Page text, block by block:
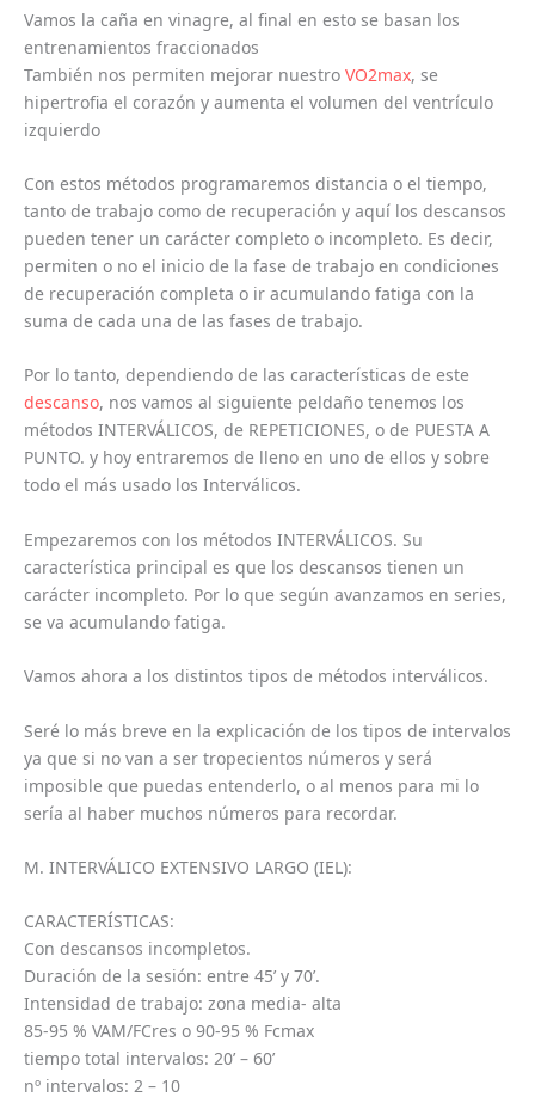
Vamos la caña en vinagre, al final en esto se basan los
entrenamientos fraccionados
También nos permiten mejorar nuestro VO2max, se
hipertrofia el corazón y aumenta el volumen del ventrículo
izquierdo
Con estos métodos programaremos distancia o el tiempo,
tanto de trabajo como de recuperación y aquí los descansos
pueden tener un carácter completo o incompleto. Es decir,
permiten o no el inicio de la fase de trabajo en condiciones
de recuperación completa o ir acumulando fatiga con la
suma de cada una de las fases de trabajo.
Por lo tanto, dependiendo de las características de este
descanso, nos vamos al siguiente peldaño tenemos los
métodos INTERVÁLICOS, de REPETICIONES, o de PUESTA A
PUNTO. y hoy entraremos de lleno en uno de ellos y sobre
todo el más usado los Interválicos.
Empezaremos con los métodos INTERVÁLICOS. Su
característica principal es que los descansos tienen un
carácter incompleto. Por lo que según avanzamos en series,
se va acumulando fatiga.
Vamos ahora a los distintos tipos de métodos interválicos.
Seré lo más breve en la explicación de los tipos de intervalos
ya que si no van a ser tropecientos números y será
imposible que puedas entenderlo, o al menos para mi lo
sería al haber muchos números para recordar.
M. INTERVÁLICO EXTENSIVO LARGO (IEL):
CARACTERÍSTICAS:
Con descansos incompletos.
Duración de la sesión: entre 45’ y 70’.
Intensidad de trabajo: zona media- alta
85-95 % VAM/FCres o 90-95 % Fcmax
tiempo total intervalos: 20’ – 60’
nº intervalos: 2 – 10